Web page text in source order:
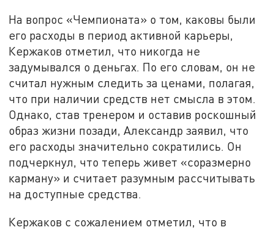
На вопрос «Чемпионата» о том, каковы были
его расходы в период активной карьеры,
Кержаков отметил, что никогда не
задумывался о деньгах. По его словам, он не
считал нужным следить за ценами, полагая,
что при наличии средств нет смысла в этом.
Однако, став тренером и оставив роскошный
образ жизни позади, Александр заявил, что
его расходы значительно сократились. Он
подчеркнул, что теперь живет «соразмерно
карману» и считает разумным рассчитывать
на доступные средства.
Кержаков с сожалением отметил, что в